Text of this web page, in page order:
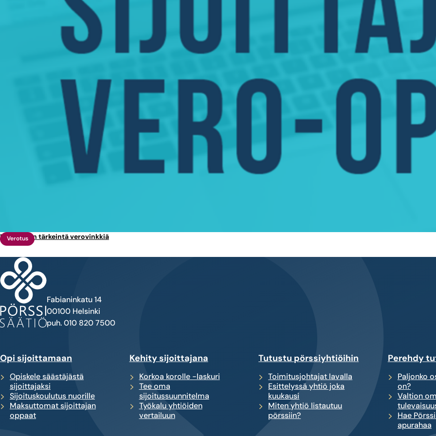
Verotus
Kymmenen tärkeintä verovinkkiä
Fabianinkatu 14
00100 Helsinki
puh. 010 820 7500
Opi sijoittamaan
Opiskele säästäjästä
sijoittajaksi
Sijoituskoulutus nuorille
Maksuttomat sijoittajan
oppaat
Kehity sijoittajana
Korkoa korolle -laskuri
Tee oma
sijoitussuunnitelma
Työkalu yhtiöiden
vertailuun
Tutustu pörssiyhtiöihin
Toimitusjohtajat lavalla
Esittelyssä yhtiö joka
kuukausi
Miten yhtiö listautuu
pörssiin?
Perehdy
Paljonko
on?
Valtion
Hae
apurahaa